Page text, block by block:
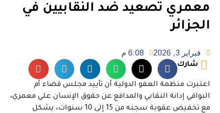
معمري تصعيد ضد النقابيين في
الجزائر
فبراير 3, 2026 6:08 م
شارك
اعتبرت منظمة العفو الدولية أن تأييد مجلس قضاء أم
البواقي إدانة النقابي والمدافع عن حقوق الإنسان علي معمري،
مع تخفيض عقوبة سجنه من 15 إلى 10 سنوات، يشكل